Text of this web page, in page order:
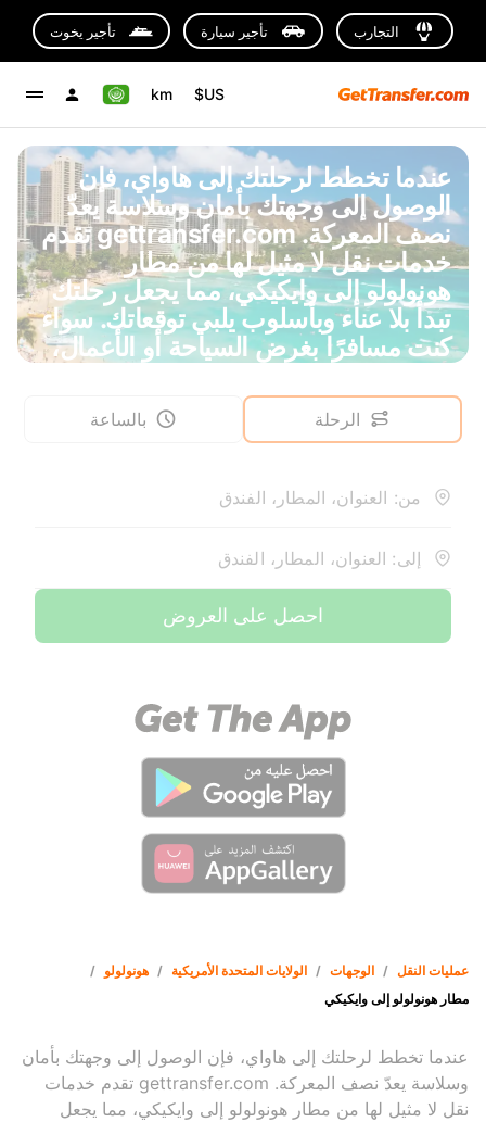
التجارب تأجير سيارة تأجير يخوت
US$
km
عندما تخطط لرحلتك إلى هاواي، فإن
الوصول إلى وجهتك بأمان وسلاسة يعدّ
نصف المعركة. gettransfer.com تقدم
خدمات نقل لا مثيل لها من مطار
هونولولو إلى وايكيكي، مما يجعل رحلتك
تبدأ بلا عناء وبأسلوب يلبي توقعاتك. سواء
كنت مسافرًا بغرض السياحة أو الأعمال،
وسائقين محترفين يسهلون عليك التنقل.
الرحلة بالساعة
من: العنوان، المطار، الفندق
إلى: العنوان، المطار، الفندق
احصل على العروض
عمليات النقل / الوجهات / الولايات المتحدة الأمريكية / هونولولو /
مطار هونولولو إلى وايكيكي
عندما تخطط لرحلتك إلى هاواي، فإن الوصول إلى وجهتك بأمان
وسلاسة يعدّ نصف المعركة. gettransfer.com تقدم خدمات
نقل لا مثيل لها من مطار هونولولو إلى وايكيكي، مما يجعل